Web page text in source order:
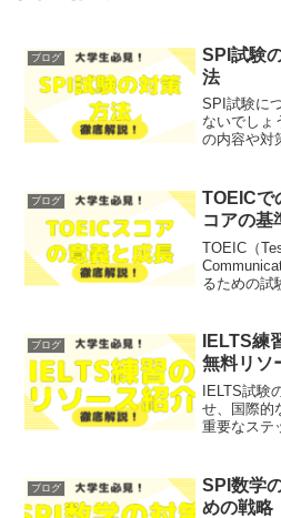
ブログ
SPI試験
法
SPI試験に
ないでしょ
の内容や対
りやすく解
は次のよ
ブログ
TOEICで
コアの基
TOEIC（
るための試
コア...
ブログ
IELTS練
無料リソ
IELTS試験
せ、国際的
重要なステ
悩んでいる
で今回は
ブログ
SPI数学
めの戦略